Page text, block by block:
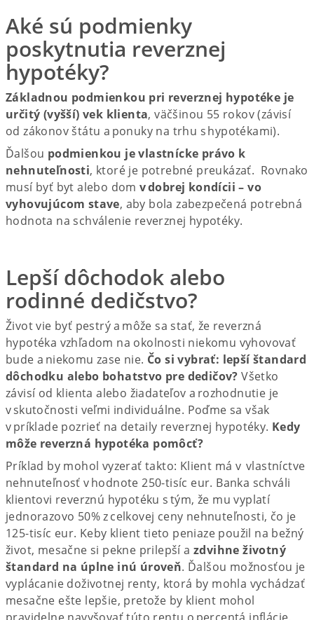
Aké sú podmienky
poskytnutia reverznej
hypotéky?
Základnou podmienkou pri reverznej hypotéke je
určitý (vyšší) vek klienta, väčšinou 55 rokov (závisí
od zákonov štátu a ponuky na trhu s hypotékami).
Ďalšou podmienkou je vlastnícke právo k
nehnuteľnosti, ktoré je potrebné preukázať. Rovnako
musí byť byt alebo domv dobrej kondícii – vo
vyhovujúcom stave, aby bola zabezpečená potrebná
hodnota na schválenie reverznej hypotéky.
Lepší dôchodok alebo
rodinné dedičstvo?
Život vie byť pestrý a môže sa stať, že reverzná
hypotéka vzhľadom na okolnosti niekomu vyhovovať
bude a niekomu zase nie. Čo si vybrať: lepší štandard
dôchodku alebo bohatstvo pre dedičov? Všetko
závisí od klienta alebo žiadateľov a rozhodnutie je
v skutočnosti veľmi individuálne. Poďme sa však
v príklade pozrieť na detaily reverznej hypotéky. Kedy
môže reverzná hypotéka pomôcť?
Príklad by mohol vyzerať takto: Klient má v vlastníctve
nehnuteľnosť v hodnote 250-tisíc eur. Banka schváli
klientovi reverznú hypotéku s tým, že mu vyplatí
jednorazovo 50% z celkovej ceny nehnuteľnosti, čo je
125-tisíc eur. Keby klient tieto peniaze použil na bežný
život, mesačne si pekne prilepší a zdvihne životný
štandard na úplne inú úroveň. Ďalšou možnosťou je
vyplácanie doživotnej renty, ktorá by mohla vychádzať
mesačne ešte lepšie, pretože by klient mohol
pravidelne navyšovať túto rentu o percentá inflácie.